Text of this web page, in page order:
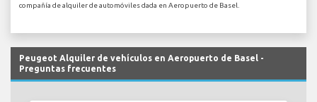
compañía de alquiler de automóviles dada en Aeropuerto de Basel.
Peugeot Alquiler de vehículos en Aeropuerto de Basel -
Preguntas frecuentes